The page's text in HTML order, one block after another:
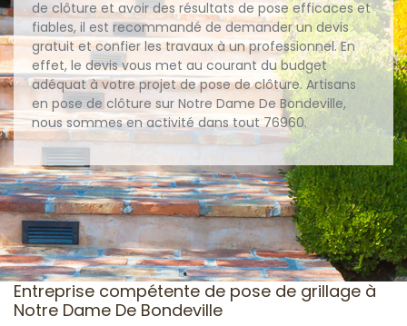
de clôture et avoir des résultats de pose efficaces et
fiables, il est recommandé de demander un devis
gratuit et confier les travaux à un professionnel. En
effet, le devis vous met au courant du budget
adéquat à votre projet de pose de clôture. Artisans
en pose de clôture sur Notre Dame De Bondeville,
nous sommes en activité dans tout 76960.
Entreprise compétente de pose de grillage à
Notre Dame De Bondeville